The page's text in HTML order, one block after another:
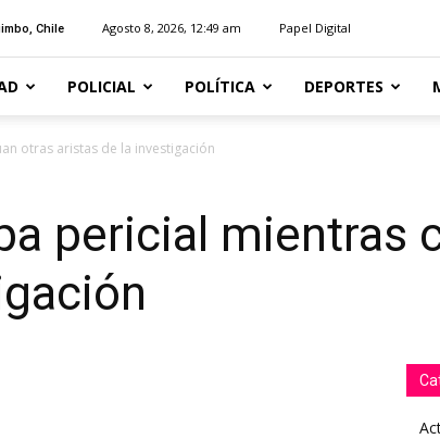
Chile Agosto 8, 2026, 12:49 am Papel Digital
POLICIAL POLÍTICA DEPORTES
otras aristas de la investigación
pericial mientras